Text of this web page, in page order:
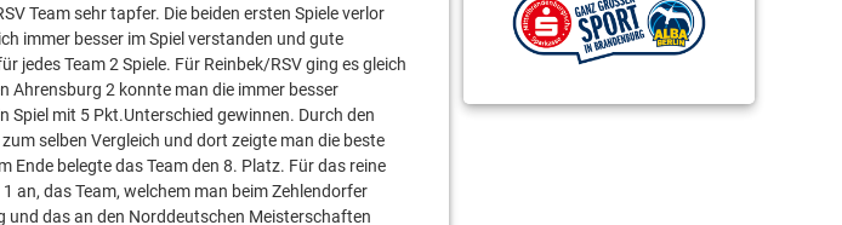
Team sehr tapfer. Die beiden ersten Spiele verlor
immer besser im Spiel verstanden und gute
jedes Team 2 Spiele. Für Reinbek/RSV ging es gleich
Ahrensburg 2 konnte man die immer besser
mit 5 Pkt.Unterschied gewinnen. Durch den
selben Vergleich und dort zeigte man die beste
belegte das Team den 8. Platz. Für das reine
an, das Team, welchem man beim Zehlendorfer
das an den Norddeutschen Meisterschaften